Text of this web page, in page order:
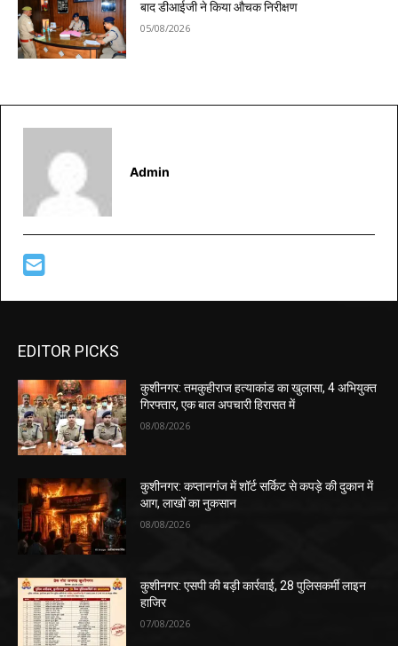
बाद डीआईजी ने किया औचक निरीक्षण
05/08/2026
Admin
EDITOR PICKS
कुशीनगर: तमकुहीराज हत्याकांड का खुलासा, 4 अभियुक्त
गिरफ्तार, एक बाल अपचारी हिरासत में
08/08/2026
कुशीनगर: कप्तानगंज में शॉर्ट सर्किट से कपड़े की दुकान में
आग, लाखों का नुकसान
08/08/2026
कुशीनगर: एसपी की बड़ी कार्रवाई, 28 पुलिसकर्मी लाइन
हाजिर
07/08/2026